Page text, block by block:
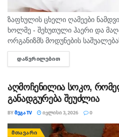
ზაფხულის ცხელი ღამეები
ხოლმე - შეხუთული ჰაერი და
ორგანიზმს მოდუნების
გვიანობამდე ვერ ვიძინებთ,
თუკი საძინებელში
ᲓᲐᲬᲕᲠᲘᲚᲔᲑᲘᲗ
აღმოჩენილია სოკო,
განადგურება შეუძლია
BYᲛᲔᲒᲐ TV ᲘᲕᲚᲘᲡᲘ 3, 2026 0
ᲛᲗᲐᲕᲐᲠᲘ